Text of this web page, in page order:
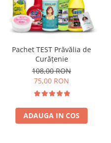
Pachet TEST Prăvălia de
Curățenie
108,00 RON
75,00 RON
ADAUGA IN COS